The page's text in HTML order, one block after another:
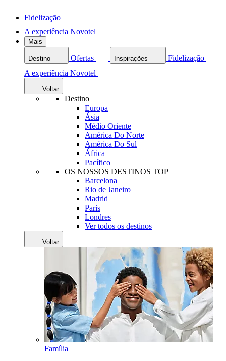
Fidelização
A experiência Novotel
Mais
Destino Ofertas Inspirações
Fidelização
A experiência Novotel
Voltar
Destino
Europa
Ásia
Médio Oriente
América Do Norte
América Do Sul
África
Pacífico
OS NOSSOS DESTINOS TOP
Barcelona
Rio de Janeiro
Madrid
Paris
Londres
Ver todos os destinos
Voltar
Família